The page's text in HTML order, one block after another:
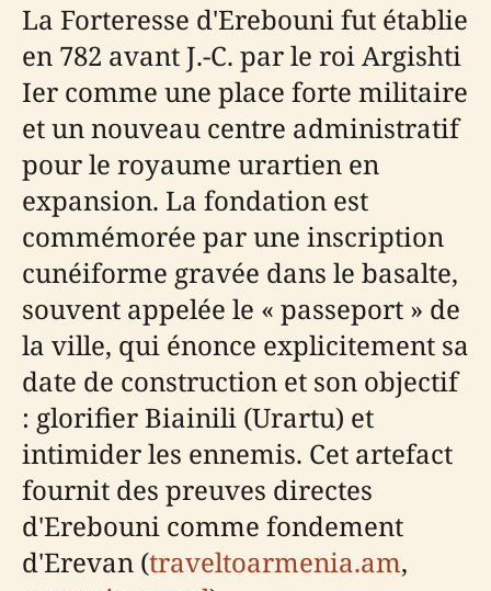
La Forteresse d'Erebouni fut établie
en 782 avant J.-C. par le roi Argishti
Ier comme une place forte militaire
et un nouveau centre administratif
pour le royaume urartien en
expansion. La fondation est
commémorée par une inscription
cunéiforme gravée dans le basalte,
souvent appelée le « passeport » de
la ville, qui énonce explicitement sa
date de construction et son objectif
: glorifier Biainili (Urartu) et
intimider les ennemis. Cet artefact
fournit des preuves directes
d'Erebouni comme fondement
d'Erevan (traveltoarmenia.am,